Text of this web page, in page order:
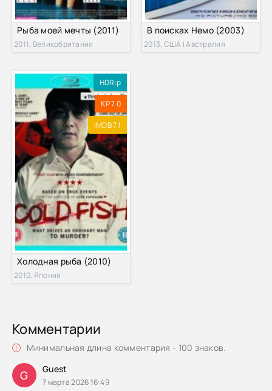
Рыба моей мечты (2011)
2011, Великобритания
В поисках Немо (2003)
2013, США | Австралия
HDRip
KP 7.0
IMDB 7.1
Холодная рыба (2010)
2010, Япония
Комментарии
Минимальная длина комментария - 100 знаков.
G Guest
7 марта 2026 16:49